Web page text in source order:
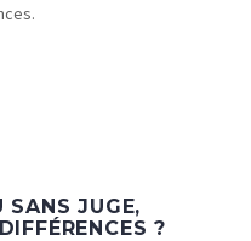
SANS JUGE,
?